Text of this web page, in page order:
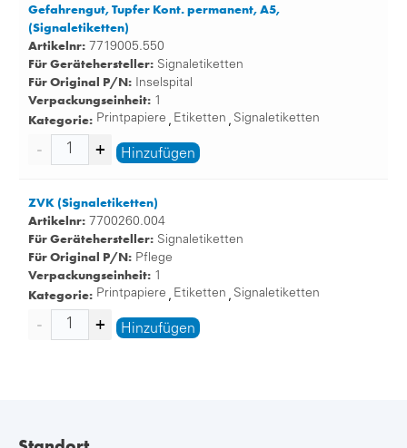
Gefahrengut, Tupfer Kont. permanent, A5,
(Signaletiketten)
Artikelnr: 7719005.550
Für Gerätehersteller: Signaletiketten
Für Original P/N: Inselspital
Verpackungseinheit: 1
Kategorie: Printpapiere , Etiketten , Signaletiketten
Hinzufügen
ZVK (Signaletiketten)
Artikelnr: 7700260.004
Für Gerätehersteller: Signaletiketten
Für Original P/N: Pflege
Verpackungseinheit: 1
Kategorie: Printpapiere , Etiketten , Signaletiketten
Hinzufügen